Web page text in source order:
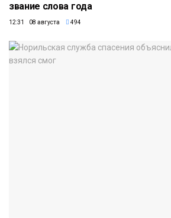
звание слова года
12:31 08 августа 494